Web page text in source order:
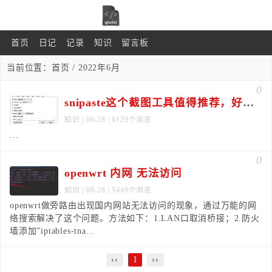
首页 日记 记录 知识 留言板
当前位置： 首页 / 2022年6月
0
snipaste这个截图工具值得推荐，好用 。。。
知识 | 06-28 | 6129个浏览
...
0
openwrt 内网 无法访问
知识 | 06-28 | 5449个浏览
openwrt做旁路由出现国内网站无法访问的现象，通过万能的网
络搜索解决了这个问题。方法如下：1.LAN口取消桥接；2.防火
墙添加”iptables-tna...
‹‹ 1 ››